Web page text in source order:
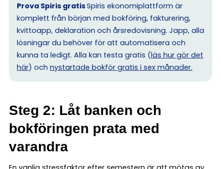
Prova Spiris gratisSpiris ekonomiplattform är
komplett från början med bokföring, fakturering,
kvittoapp, deklaration och årsredovisning. Japp, alla
lösningar du behöver för att automatisera och
kunna ta ledigt. Alla kan testa gratis (läs hur gör det
här) och nystartade bokför gratis i sex månader.
Steg 2: Låt banken och
bokföringen prata med
varandra